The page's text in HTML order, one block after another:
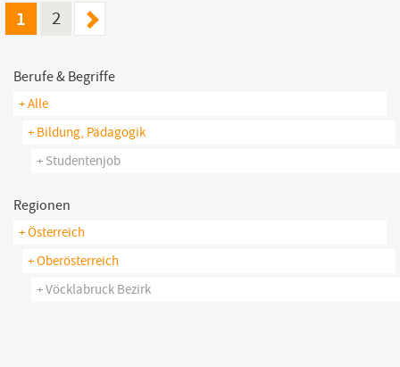
0650 / 78 10 331 office KÜCHENHILFE (von geringfügig bis 40
Std./Wo.)...
1 2
Berufe & Begriffe
+ Alle
+ Bildung, Pädagogik
+ Studentenjob
Regionen
+ Österreich
+ Oberösterreich
+ Vöcklabruck Bezirk